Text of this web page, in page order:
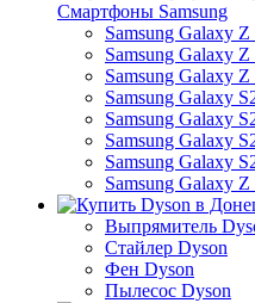
Смартфоны Samsung
Samsung Galaxy
Samsung Galaxy
Samsung Galaxy
Samsung Galaxy
Samsung Galaxy
Samsung Galaxy
Samsung Galaxy
Samsung Galaxy
Выпрямитель
Стайлер Dyson
Фен Dyson
Пылесос Dyson